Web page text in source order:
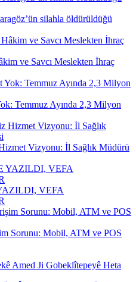
silahla öldürüldüğü
ve Savcı Meslekten İhraç
Temmuz Ayında 2,3 Milyon
Vizyonu: İl Sağlık Müdürü
VEFA
Sorunu: Mobil, ATM ve POS
Ji Gobeklîtepeyê Heta